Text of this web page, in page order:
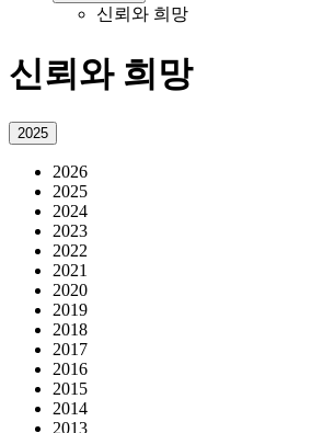
신뢰와 희망
신뢰와 희망
2025
2026
2025
2024
2023
2022
2021
2020
2019
2018
2017
2016
2015
2014
2013